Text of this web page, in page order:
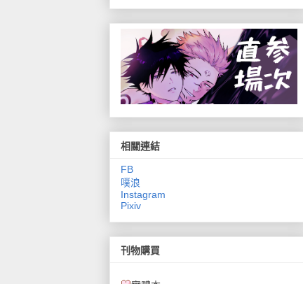
相關連結
FB
噗浪
Instagram
Pixiv
刊物購買